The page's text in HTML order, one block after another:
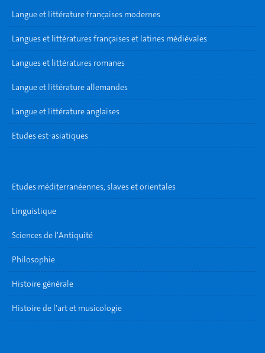
Langue et littérature françaises modernes
Langues et littératures françaises et latines médiévales
Langues et littératures romanes
Langue et littérature allemandes
Langue et littérature anglaises
Etudes est-asiatiques
Etudes méditerranéennes, slaves et orientales
Linguistique
Sciences de l'Antiquité
Philosophie
Histoire générale
Histoire de l'art et musicologie